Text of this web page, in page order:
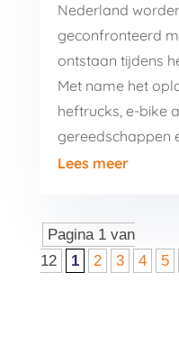
Nederland
geconfronteerd
ontstaan tijdens
Met name het
heftrucks, e-bike
gereedschappen
Lees meer
Pagina 1 van
12
1 2 3 4 5